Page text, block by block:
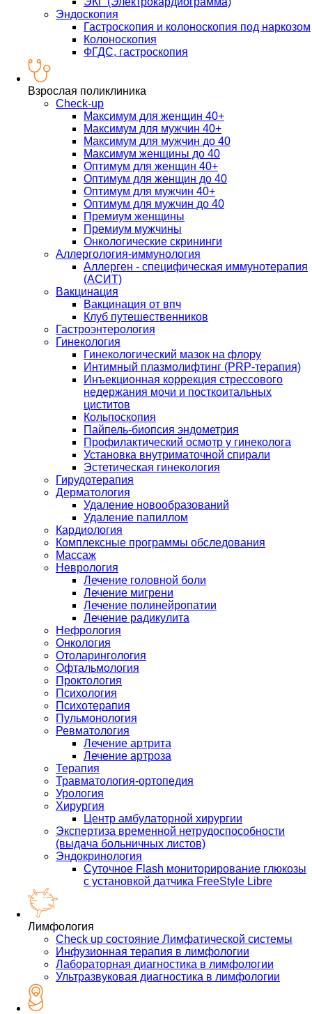
Эндоскопия
Гастроскопия и колоноскопия под наркозом
Колоноскопия
ФГДС, гастроскопия
Взрослая поликлиника
Check-up
Максимум для женщин 40+
Максимум для мужчин 40+
Максимум для мужчин до 40
Максимум женщины до 40
Оптимум для женщин 40+
Оптимум для женщин до 40
Оптимум для мужчин 40+
Оптимум для мужчин до 40
Премиум женщины
Премиум мужчины
Онкологические скрининги
Аллергология-иммунология
Аллерген - специфическая иммунотерапия
(АСИТ)
Вакцинация
Вакцинация от впч
Клуб путешественников
Гастроэнтерология
Гинекология
Гинекологический мазок на флору
Интимный плазмолифтинг (PRP-терапия)
Инъекционная коррекция стрессового
недержания мочи и посткоитальных
циститов
Кольпоскопия
Пайпель-биопсия эндометрия
Профилактический осмотр у гинеколога
Установка внутриматочной спирали
Эстетическая гинекология
Гирудотерапия
Дерматология
Удаление новообразований
Удаление папиллом
Кардиология
Комплексные программы обследования
Массаж
Неврология
Лечение головной боли
Лечение мигрени
Лечение полинейропатии
Лечение радикулита
Нефрология
Онкология
Отоларингология
Офтальмология
Проктология
Психология
Психотерапия
Пульмонология
Ревматология
Лечение артрита
Лечение артроза
Терапия
Травматология-ортопедия
Урология
Хирургия
Центр амбулаторной хирургии
Экспертиза временной нетрудоспособности
(выдача больничных листов)
Эндокринология
Суточное Flash мониторирование глюкозы
с установкой датчика FreeStyle Libre
Лимфология
Check up состояние Лимфатической системы
Инфузионная терапия в лимфологии
Лабораторная диагностика в лимфологии
Ультразвуковая диагностика в лимфологии